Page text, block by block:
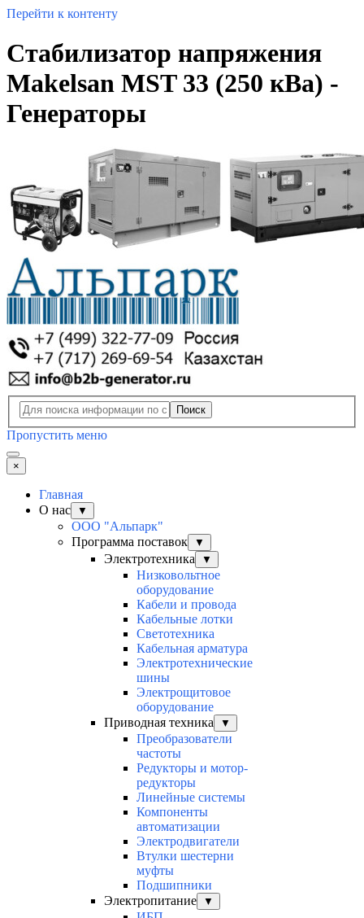
Перейти к контенту
Стабилизатор напряжения
Makelsan MST 33 (250 кВа) -
Генераторы
Поиск
Пропустить меню
×
Главная
О нас
▼
ООО "Альпарк"
Программа поставок
▼
Электротехника ▼
Низковольтное
оборудование
Кабели и провода
Кабельные лотки
Светотехника
Кабельная арматура
Электротехнические
шины
Электрощитовое
оборудование
Приводная техника
▼
Преобразователи
частоты
Редукторы и мотор-
редукторы
Линейные системы
Компоненты
автоматизации
Электродвигатели
Втулки шестерни
муфты
Подшипники
Электропитание
▼